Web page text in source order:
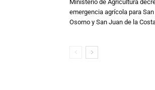
Ministerio de Agricultura
emergencia agrícola para San
Osorno y San Juan de la